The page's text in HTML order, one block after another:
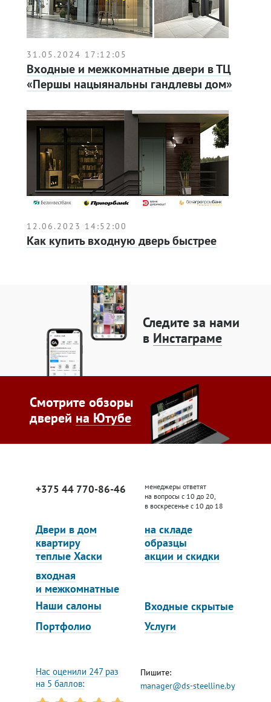
31.05.2024 17:12:05
Входные и межкомнатные двери в ТЦ
«Першы нацыянальны гандлевы дом»
12.06.2023 14:52:00
Как купить входную дверь быстрее
Следите за нами
в Инстаграме
Смотрите обзоры
дверей на Ютубе
Двери в дом
квартиру
теплые Хаски
на складе
образцы
акции и скидки
входная
и межкомнатные
+375 44 770-86-46
менеджеры ответят
на вопросы с 10 до 20,
в воскресенье с 10 до 18
Наши салоны
Входные скрытые
Портфолио
Услуги
Нас оценили 247 раз
на 5 баллов:
Пишите:
manager@ds-steelline.by